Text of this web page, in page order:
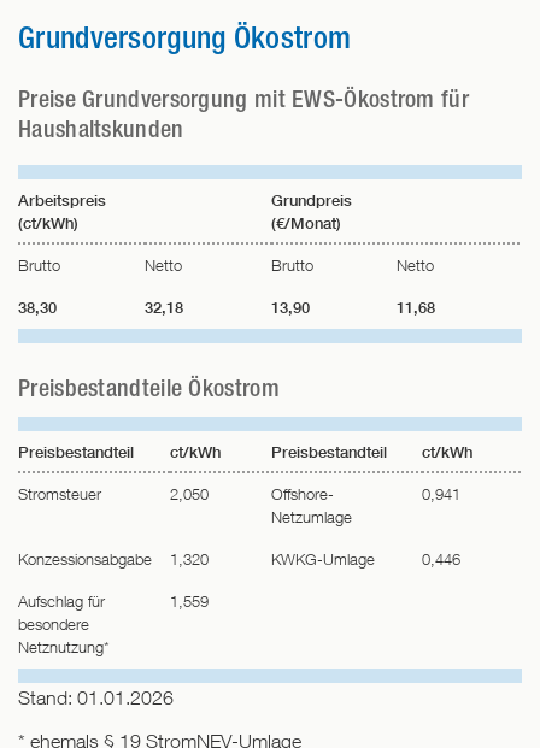
Grundversorgung Ökostrom
Preise Grundversorgung mit EWS-Ökostrom für
Haushaltskunden
Arbeitspreis
(ct/kWh)
Grundpreis
(€/Monat)
Brutto Netto Brutto Netto
38,30 32,18 13,90 11,68
Preisbestandteile Ökostrom
Preisbestandteil ct/kWh Preisbestandteil ct/kWh
Stromsteuer 2,050
Offshore-
Netzumlage
0,941
Konzessionsabgabe 1,320 KWKG-Umlage 0,446
Aufschlag für
besondere
Netznutzung*
1,559
Stand: 01.01.2026
* ehemals § 19 StromNEV-Umlage